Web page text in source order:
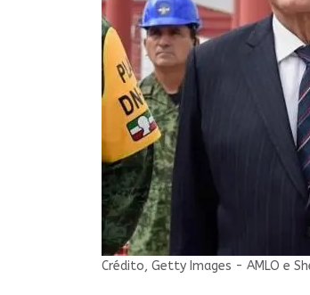
Crédito, Getty Images - AMLO e